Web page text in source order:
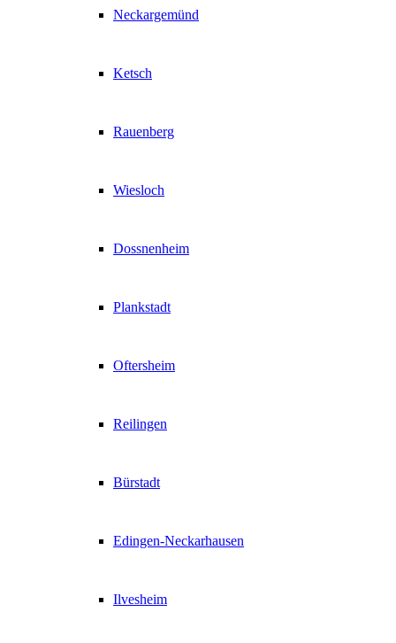
Neckargemünd
Ketsch
Rauenberg
Wiesloch
Dossnenheim
Plankstadt
Oftersheim
Reilingen
Bürstadt
Edingen-Neckarhausen
Ilvesheim